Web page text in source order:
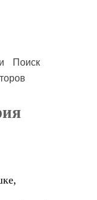
Поиск